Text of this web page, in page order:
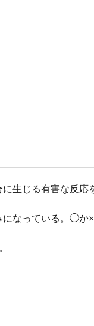
生じる有害な反応
なっている。◯か×